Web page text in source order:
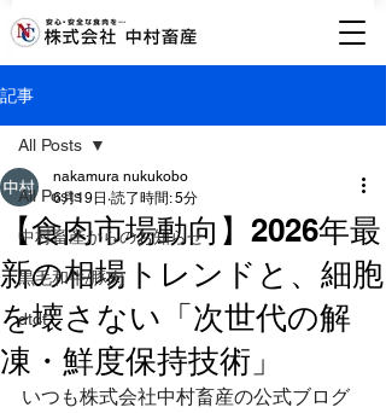
記事
All Posts
中村畜産からのお知らせ
黒毛和牛/豚肉
dtdt
All Posts
【食肉市場動向】2026年最
新の相場トレンドと、細胞
を壊さない「次世代の解
凍・鮮度保持技術」
nakamura nukukobo
6月19日 読了時間: 5分
いつも株式会社中村畜産の公式ブログ